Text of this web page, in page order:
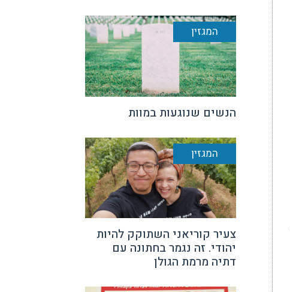
המגזין
הנשים שנוגעות במוות
המגזין
צעיר קוריאני השתוקק להיות
יהודי. זה נגמר בחתונה עם
דתיה מרמת הגולן